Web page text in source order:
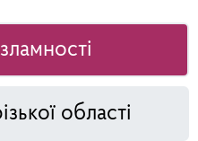
області